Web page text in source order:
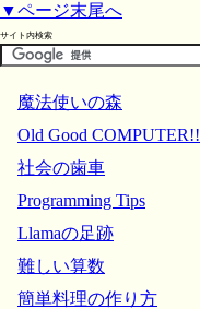
▼ページ末尾へ
サイト内検索
魔法使いの森
Old Good COMPUTER!!
社会の歯車
Programming Tips
Llamaの足跡
難しい算数
簡単料理の作り方